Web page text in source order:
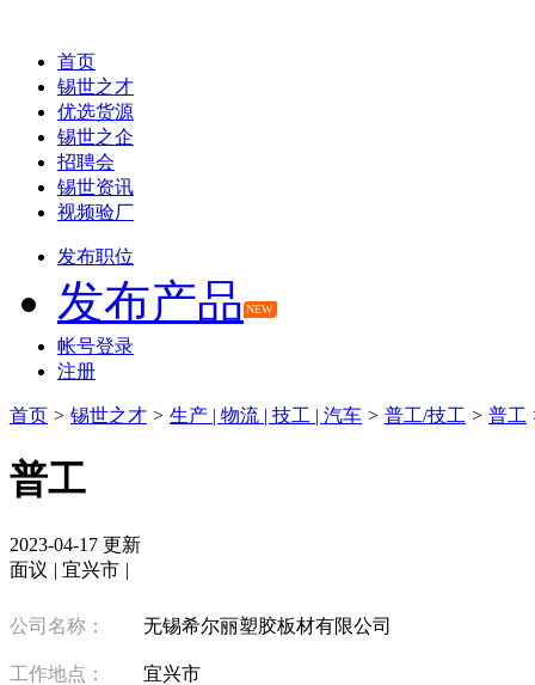
首页
锡世之才
优选货源
锡世之企
招聘会
锡世资讯
视频验厂
发布职位
发布产品 NEW
帐号登录
注册
首页 > 锡世之才 > 生产 | 物流 | 技工 | 汽车 > 普工/技工 > 普工
普工
2023-04-17 更新
面议 | 宜兴市 |
公司名称： 无锡希尔丽塑胶板材有限公司
工作地点： 宜兴市